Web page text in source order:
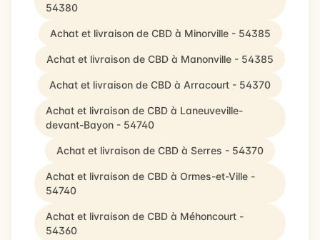
54380
Achat et livraison de CBD à Minorville - 54385
Achat et livraison de CBD à Manonville - 54385
Achat et livraison de CBD à Arracourt - 54370
Achat et livraison de CBD à Laneuveville-
devant-Bayon - 54740
Achat et livraison de CBD à Serres - 54370
Achat et livraison de CBD à Ormes-et-Ville -
54740
Achat et livraison de CBD à Méhoncourt -
54360